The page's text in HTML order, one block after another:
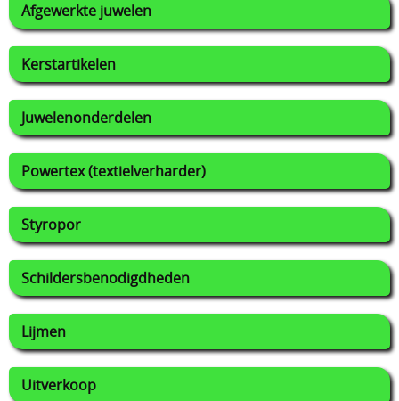
Afgewerkte juwelen
Kerstartikelen
Juwelenonderdelen
Powertex (textielverharder)
Styropor
Schildersbenodigdheden
Lijmen
Uitverkoop